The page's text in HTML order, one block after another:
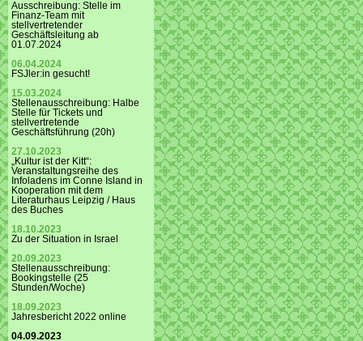
Ausschreibung: Stelle im
Finanz-Team mit
stellvertretender
Geschäftsleitung ab
01.07.2024
06.04.2024
FSJler:in gesucht!
15.03.2024
Stellenausschreibung: Halbe
Stelle für Tickets und
stellvertretende
Geschäftsführung (20h)
27.10.2023
„Kultur ist der Kitt“:
Veranstaltungsreihe des
Infoladens im Conne Island in
Kooperation mit dem
Literaturhaus Leipzig / Haus
des Buches
18.10.2023
Zu der Situation in Israel
20.09.2023
Stellenausschreibung:
Bookingstelle (25
Stunden/Woche)
18.09.2023
Jahresbericht 2022 online
04.09.2023